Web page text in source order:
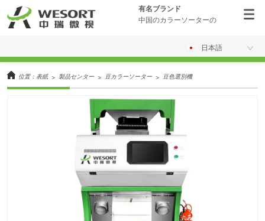
有名ブランド
中国のカラーソーターの
日本語
位置： 表紙 > 製品センター > 豆カラーソーター > 豆色選別機